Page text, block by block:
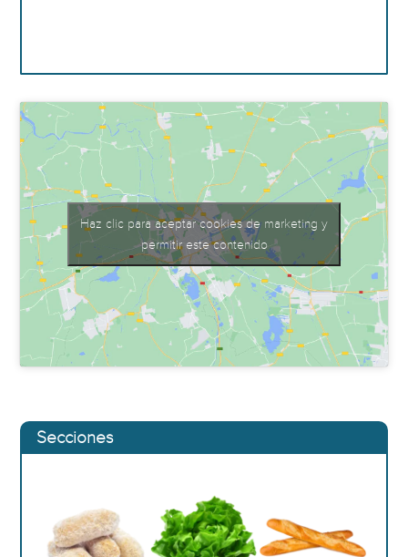
Haz clic para aceptar cookies de marketing y
permitir este contenido
Secciones